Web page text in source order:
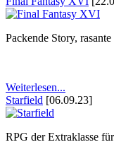
Packende Story,
Weiterlesen...
Starfield [06.09.23]
RPG der Extraklasse